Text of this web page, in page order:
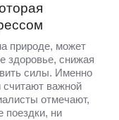
природе, может
здоровье, снижая
силы. Именно
важной
отмечают,
поездки, ни